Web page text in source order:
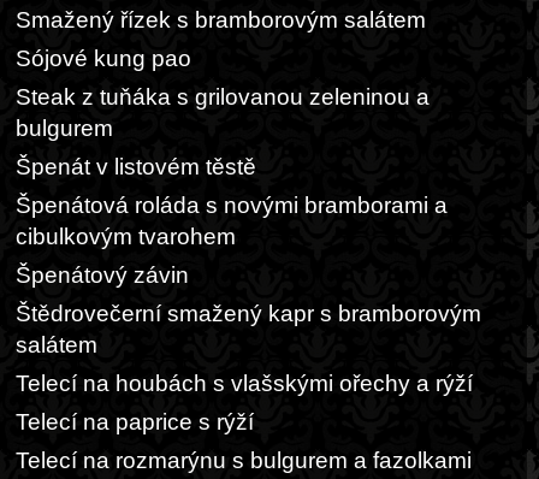
Smažený řízek s bramborovým salátem
Sójové kung pao
Steak z tuňáka s grilovanou zeleninou a
bulgurem
Špenát v listovém těstě
Špenátová roláda s novými bramborami a
cibulkovým tvarohem
Špenátový závin
Štědrovečerní smažený kapr s bramborovým
salátem
Telecí na houbách s vlašskými ořechy a rýží
Telecí na paprice s rýží
Telecí na rozmarýnu s bulgurem a fazolkami